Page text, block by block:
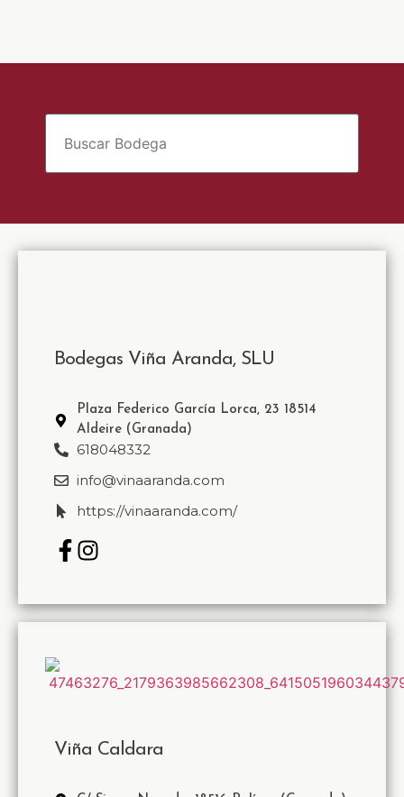
Bodegas Viña Aranda, SLU
Plaza Federico García Lorca, 23 18514
Aldeire (Granada)
618048332
info@vinaaranda.com
https://vinaaranda.com/
Viña Caldara